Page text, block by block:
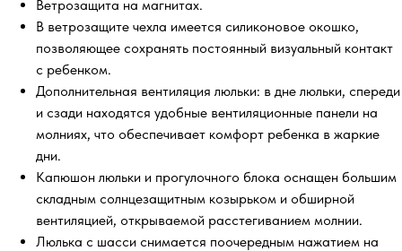
Ветрозащита на магнитах.
В ветрозащите чехла имеется силиконовое окошко,
позволяющее сохранять постоянный визуальный контакт
с ребенком.
Дополнительная вентиляция люльки: в дне люльки, спереди
и сзади находятся удобные вентиляционные панели на
молниях, что обеспечивает комфорт ребенка в жаркие
дни.
Капюшон люльки и прогулочного блока оснащен большим
складным солнцезащитным козырьком и обширной
вентиляцией, открываемой расстегиванием молнии.
Люлька с шасси снимается поочередным нажатием на